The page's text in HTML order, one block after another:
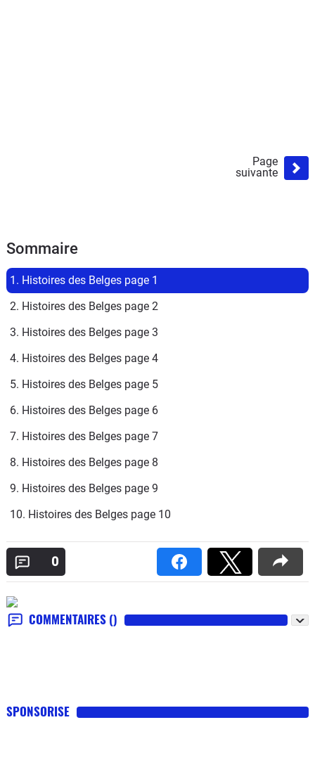
Page
suivante
Sommaire
1. Histoires des Belges page 1
2. Histoires des Belges page 2
3. Histoires des Belges page 3
4. Histoires des Belges page 4
5. Histoires des Belges page 5
6. Histoires des Belges page 6
7. Histoires des Belges page 7
8. Histoires des Belges page 8
9. Histoires des Belges page 9
10. Histoires des Belges page 10
0
COMMENTAIRES ()
SPONSORISE